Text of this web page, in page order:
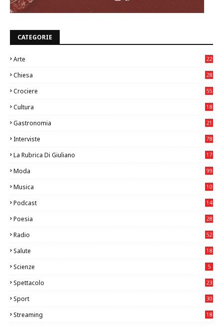
CATEGORIE
Arte
22
Chiesa
28
Crociere 55
Cultura
18
Gastronomia
21
Interviste 78
La Rubrica Di Giuliano
17
Moda 99
Musica
10
Podcast 14
Poesia 28
Radio 52
Salute
18
Scienze 5
Spettacolo 23
Sport
30
Streaming 18